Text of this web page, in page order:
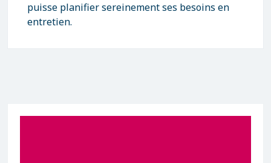
puisse planifier sereinement ses besoins en
entretien.